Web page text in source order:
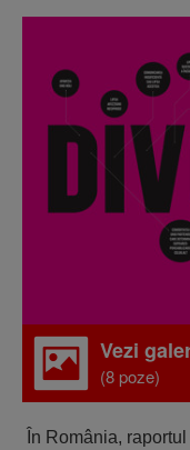
Vezi
(8 poze)
În România,